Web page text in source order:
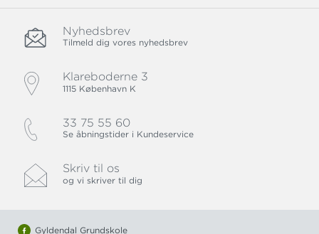
Nyhedsbrev
Tilmeld dig vores nyhedsbrev
Klareboderne 3
1115 København K
33 75 55 60
Se åbningstider i Kundeservice
Skriv til os
og vi skriver til dig
Gyldendal Grundskole